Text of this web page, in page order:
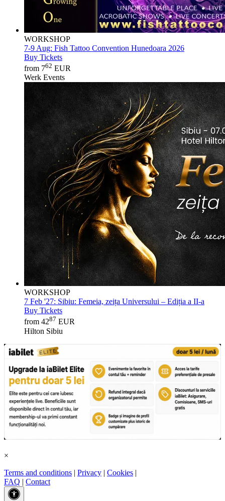
WORKSHOP
7-9 Aug: Fish Tattoo Convention Hunedoara 2026
Buy Tickets
from 762 EUR
Werk Events
WORKSHOP
7 Feb '27: Sibiu: Femeia, zeița Universului – Ediția a II-a
Buy Tickets
from 4287 EUR
Hilton Sibiu
×
Terms and conditions | Privacy | Cookies |
FAQ | Contact